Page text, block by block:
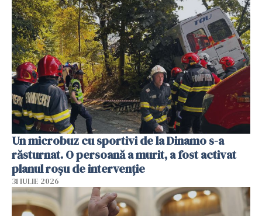
Un microbuz cu sportivi de la Dinamo s-a
răsturnat. O persoană a murit, a fost activat
planul roșu de intervenție
31 IULIE 2026